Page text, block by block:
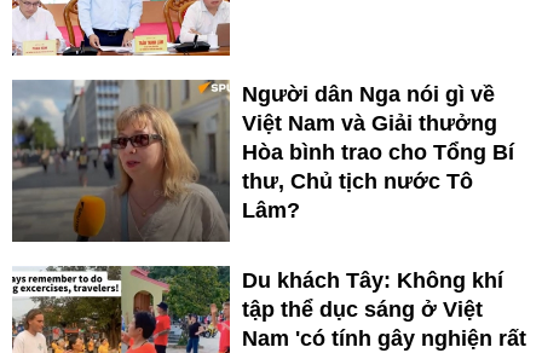
Người dân Nga nói gì về
Việt Nam và Giải thưởng
Hòa bình trao cho Tổng Bí
thư, Chủ tịch nước Tô
Lâm?
Du khách Tây: Không khí
tập thể dục sáng ở Việt
Nam 'có tính gây nghiện rất